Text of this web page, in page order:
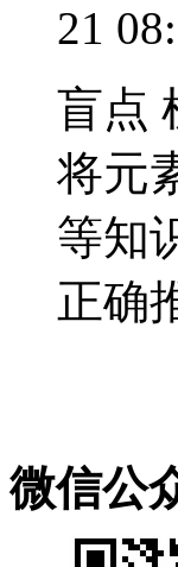
21
盲点
将元
等知
正确
微信公